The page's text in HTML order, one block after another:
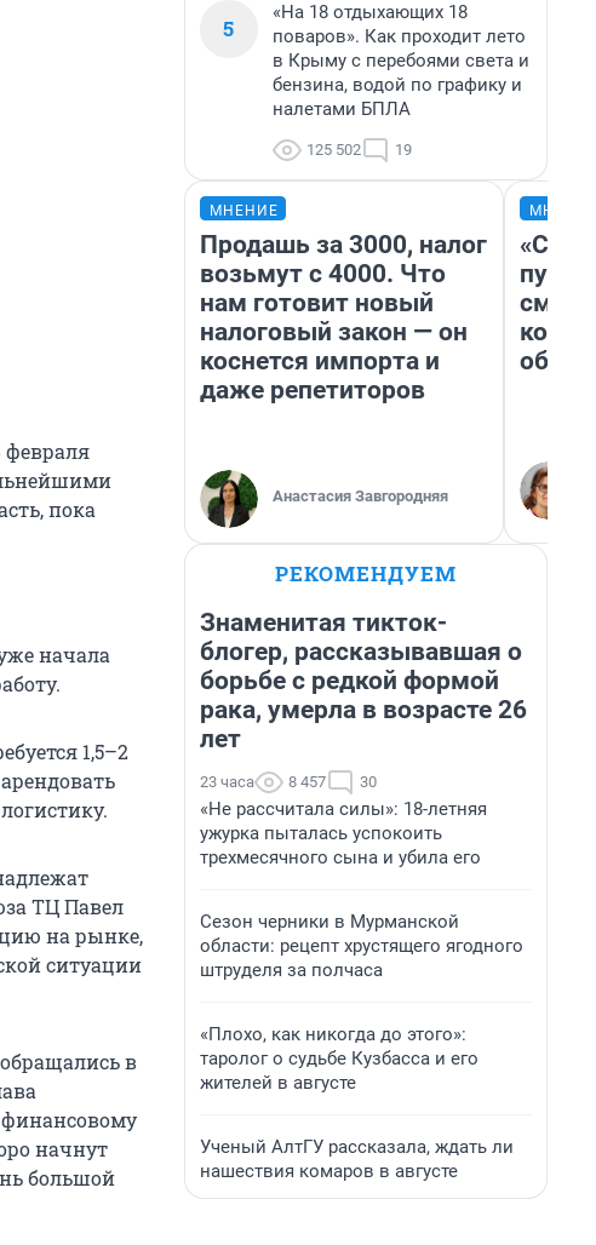
февраля
пока
начала
1,5–2
ТЦ Павел
на рынке,
ситуации
в
начнут
большой
5
«На 18 отдыхающих 18
поваров». Как проходит лето
в Крыму с перебоями света и
бензина, водой по графику и
налетами БПЛА
125 502 19
МНЕНИЕ
Продашь за 3000, налог
возьмут с 4000. Что
нам готовит новый
налоговый закон — он
коснется импорта и
даже репетиторов
Анастасия Завгородняя
РЕКОМЕНДУЕМ
Знаменитая тикток-
блогер, рассказывавшая о
борьбе с редкой формой
рака, умерла в возрасте 26
лет
23 часа 8 457 30
«Не рассчитала силы»: 18-летняя
ужурка пыталась успокоить
трехмесячного сына и убила его
Сезон черники в Мурманской
области: рецепт хрустящего ягодного
штруделя за полчаса
«Плохо, как никогда до этого»:
таролог о судьбе Кузбасса и его
жителей в августе
Ученый АлтГУ рассказала, ждать ли
нашествия комаров в августе